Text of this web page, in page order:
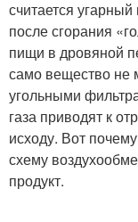
считается
после сгорания
пищи в дровяной
само вещество не
угольными
газа приводят к
исходу. Вот
схему
продукт.